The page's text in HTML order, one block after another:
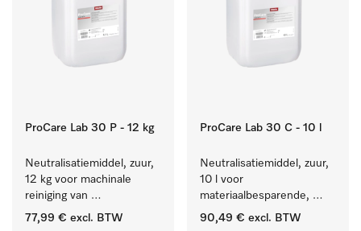
ProCare Lab 30 P - 12 kg
Neutralisatiemiddel, zuur,
12 kg voor machinale
reiniging van
laboratoriumglaswerk en -
77,99 € excl. BTW
ProCare Lab 30 C - 10 l
Neutralisatiemiddel, zuur,
10 l voor
materiaalbesparende,
machinale reiniging van
90,49 € excl. BTW